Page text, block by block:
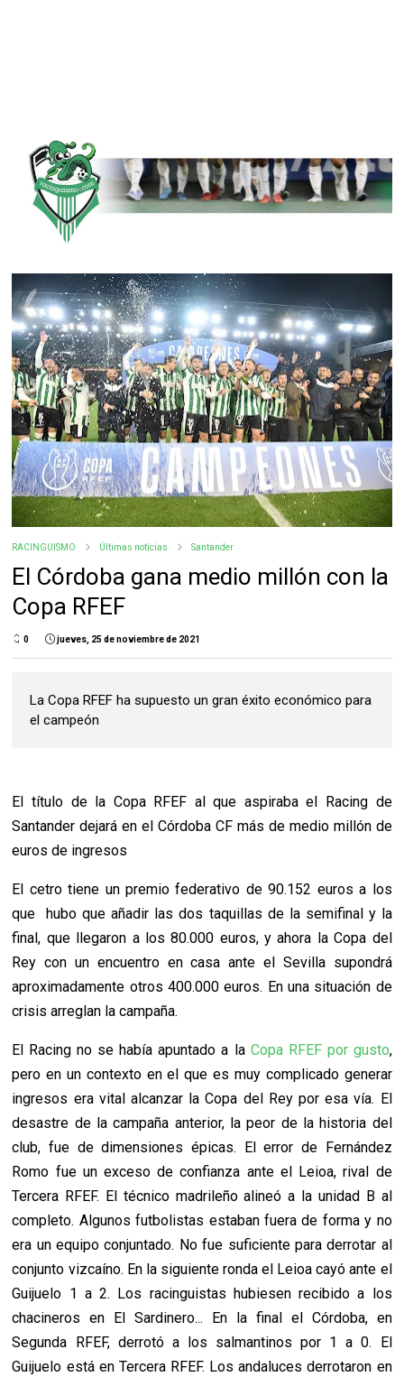
RACINGUISMO Últimas noticias Santander
El Córdoba gana medio millón con la
Copa RFEF
0 jueves, 25 de noviembre de 2021
La Copa RFEF ha supuesto un gran éxito económico para
el campeón
El título de la Copa RFEF al que aspiraba el Racing de
Santander dejará en el Córdoba CF más de medio millón de
euros de ingresos
El cetro tiene un premio federativo de 90.152 euros a los
que hubo que añadir las dos taquillas de la semifinal y la
final, que llegaron a los 80.000 euros, y ahora la Copa del
Rey con un encuentro en casa ante el Sevilla supondrá
aproximadamente otros 400.000 euros. En una situación de
crisis arreglan la campaña.
El Racing no se había apuntado a la Copa RFEF por gusto,
pero en un contexto en el que es muy complicado generar
ingresos era vital alcanzar la Copa del Rey por esa vía. El
desastre de la campaña anterior, la peor de la historia del
club, fue de dimensiones épicas. El error de Fernández
Romo fue un exceso de confianza ante el Leioa, rival de
Tercera RFEF. El técnico madrileño alineó a la unidad B al
completo. Algunos futbolistas estaban fuera de forma y no
era un equipo conjuntado. No fue suficiente para derrotar al
conjunto vizcaíno. En la siguiente ronda el Leioa cayó ante el
Guijuelo 1 a 2. Los racinguistas hubiesen recibido a los
chacineros en El Sardinero... En la final el Córdoba, en
Segunda RFEF, derrotó a los salmantinos por 1 a 0. El
Guijuelo está en Tercera RFEF. Los andaluces derrotaron en